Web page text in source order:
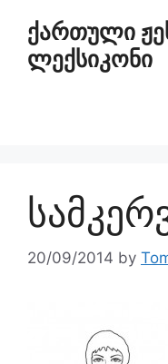
ქართული
ლექსიკონი
20/09/2014 by